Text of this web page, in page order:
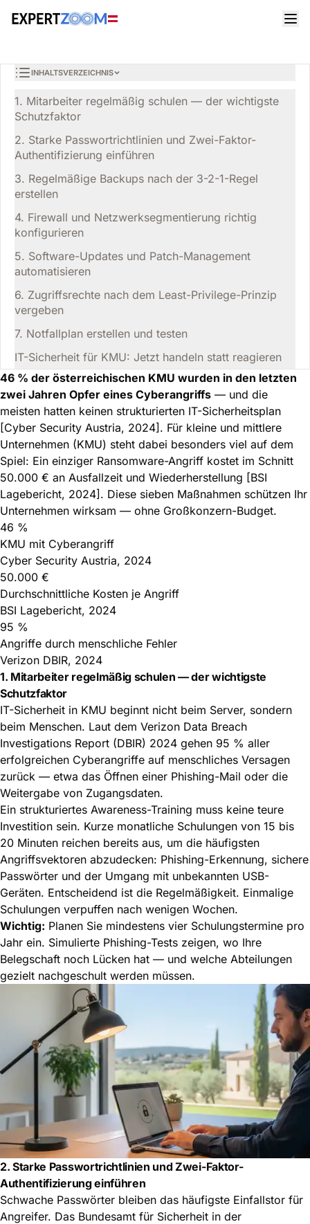
Informatik
7 Maßnahmen für IT-Sicherheit in KMU — ohne
Alexander Huber
6 Min. Lesezeit
INHALTSVERZEICHNIS
1. Mitarbeiter regelmäßig schulen — der wichtigste
Schutzfaktor
2. Starke Passwortrichtlinien und Zwei-Faktor-
Authentifizierung einführen
3. Regelmäßige Backups nach der 3-2-1-Regel
erstellen
4. Firewall und Netzwerksegmentierung richtig
konfigurieren
5. Software-Updates und Patch-Management
automatisieren
6. Zugriffsrechte nach dem Least-Privilege-Prinzip
vergeben
7. Notfallplan erstellen und testen
IT-Sicherheit für KMU: Jetzt handeln statt reagieren
46 % der österreichischen KMU wurden in den letzten
zwei Jahren Opfer eines Cyberangriffs — und die
meisten hatten keinen strukturierten IT-Sicherheitsplan
[Cyber Security Austria, 2024]. Für kleine und mittlere
Unternehmen (KMU) steht dabei besonders viel auf dem
Spiel: Ein einziger Ransomware-Angriff kostet im Schnitt
50.000 € an Ausfallzeit und Wiederherstellung [BSI
Lagebericht, 2024]. Diese sieben Maßnahmen schützen Ihr
Unternehmen wirksam — ohne Großkonzern-Budget.
46 %
KMU mit Cyberangriff
Cyber Security Austria, 2024
50.000 €
Durchschnittliche Kosten je Angriff
BSI Lagebericht, 2024
95 %
Angriffe durch menschliche Fehler
Verizon DBIR, 2024
1. Mitarbeiter regelmäßig schulen — der wichtigste
Schutzfaktor
IT-Sicherheit in KMU beginnt nicht beim Server, sondern
beim Menschen. Laut dem Verizon Data Breach
Investigations Report (DBIR) 2024 gehen 95 % aller
erfolgreichen Cyberangriffe auf menschliches Versagen
zurück — etwa das Öffnen einer Phishing-Mail oder die
Weitergabe von Zugangsdaten.
Ein strukturiertes Awareness-Training muss keine teure
Investition sein. Kurze monatliche Schulungen von 15 bis
20 Minuten reichen bereits aus, um die häufigsten
Angriffsvektoren abzudecken: Phishing-Erkennung, sichere
Passwörter und der Umgang mit unbekannten USB-
Geräten. Entscheidend ist die Regelmäßigkeit. Einmalige
Schulungen verpuffen nach wenigen Wochen.
Wichtig: Planen Sie mindestens vier Schulungstermine pro
Jahr ein. Simulierte Phishing-Tests zeigen, wo Ihre
Belegschaft noch Lücken hat — und welche Abteilungen
gezielt nachgeschult werden müssen.
2. Starke Passwortrichtlinien und Zwei-Faktor-
Authentifizierung einführen
Schwache Passwörter bleiben das häufigste Einfallstor für
Angreifer. Das Bundesamt für Sicherheit in der